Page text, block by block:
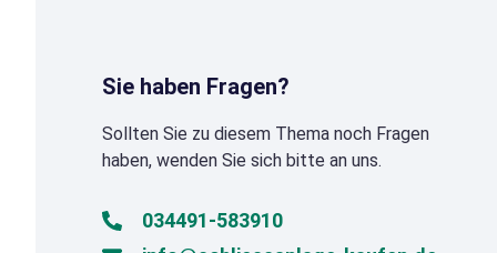
Sie haben Fragen?
Sollten Sie zu diesem Thema noch Fragen
haben, wenden Sie sich bitte an uns.
034491-583910